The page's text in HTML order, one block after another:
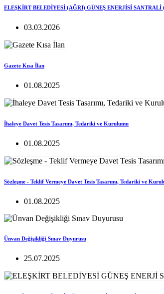
ELEŞKİRT BELEDİYESİ (AĞRI) GÜNEŞ ENERJİSİ
03.03.2026
Gazete Kısa İlan
01.08.2025
İhaleye Davet Tesis Tasarımı, Tedariki ve Kurulumu
01.08.2025
Sözleşme - Teklif Vermeye Davet Tesis Tasarımı, Tedariki ve
01.08.2025
Ünvan Değişikliği Sınav Duyurusu
25.07.2025